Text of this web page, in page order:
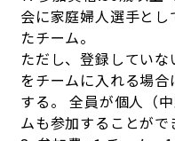
会に家庭婦人選手と
たチーム。
ただし、登録していな
をチームに入れる場
する。 全員が個人（
ムも参加することがで